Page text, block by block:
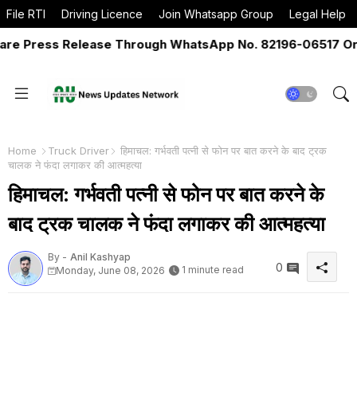
File RTI Driving Licence Join Whatsapp Group Legal Help
Release Through WhatsApp No. 82196-06517 Or
Home Truck Driver
हिमाचल: गर्भवती पत्नी से फोन पर बात करने के बाद ट्रक
चालक ने फंदा लगाकर की आत्महत्या
हिमाचल: गर्भवती पत्नी से फोन पर बात करने के
बाद ट्रक चालक ने फंदा लगाकर की आत्महत्या
By - Anil Kashyap
Monday, June 08, 2026
1 minute read 0